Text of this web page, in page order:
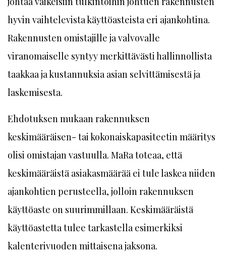
hyvin vaihtelevista käyttöasteista eri ajankohtina.
Rakennusten omistajille ja valvovalle
viranomaiselle syntyy merkittävästi hallinnollista
taakkaa ja kustannuksia asian selvittämisestä ja
laskemisesta.
Ehdotuksen mukaan rakennuksen
keskimääräisen- tai kokonaiskapasiteetin määritys
olisi omistajan vastuulla. MaRa toteaa, että
keskimääräistä asiakasmäärää ei tule laskea niiden
ajankohtien perusteella, jolloin rakennuksen
käyttöaste on suurimmillaan. Keskimääräistä
käyttöastetta tulee tarkastella esimerkiksi
kalenterivuoden mittaisena jaksona.